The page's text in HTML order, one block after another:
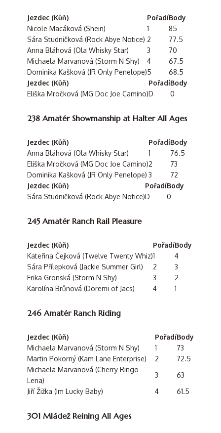
Jezdec (Kůň) PořadíBody
Nicole Macáková (Shein)
1
85
Sára Studničková (Rock Abye Notice) 2
77.5
Anna Bláhová (Ola Whisky Star)
3
70
Michaela Marvanová (Storm N Shy)
4
67.5
Dominika Kašková (JR Only Penelope)5
68.5
Jezdec (Kůň)
PořadíBody
Eliška Mročková (MG Doc Joe Camino)D 0
238 Amatér Showmanship at Halter All Ages
Jezdec (Kůň) PořadíBody
Anna Bláhová (Ola Whisky Star)
1
76.5
Eliška Mročková (MG Doc Joe Camino)2
73
Dominika Kašková (JR Only Penelope) 3
72
Jezdec (Kůň)
PořadíBody
Sára Studničková (Rock Abye Notice)D 0
245 Amatér Ranch Rail Pleasure
Jezdec (Kůň) PořadíBody
Kateřina Čejková (Twelve Twenty Whiz)1
4
Sára Přílepková (Jackie Summer Girl)
2
3
Erika Gronská (Storm N Shy)
3
2
Karolína Brůnová (Doremi of Jacs)
4 1
246 Amatér Ranch Riding
Jezdec (Kůň) PořadíBody
Michaela Marvanová (Storm N Shy)
1
73
Martin Pokorný (Kam Lane Enterprise)
2
72.5
Michaela Marvanová (Cherry Ringo
Lena)
3
63
Jiří Žižka (Im Lucky Baby)
4 61.5
301 Mládež Reining All Ages